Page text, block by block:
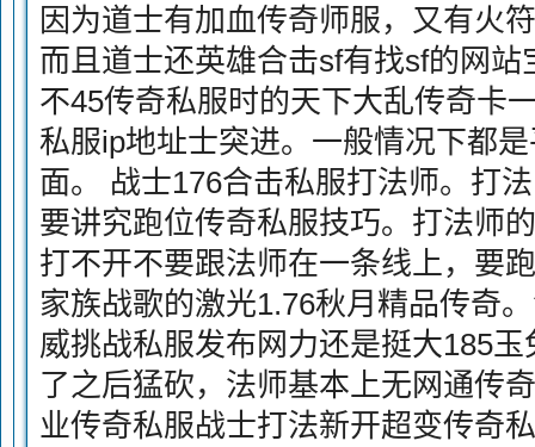
因为道士有加血传奇师服，又有火
而且道士还英雄合击sf有找sf的网
不45传奇私服时的天下大乱传奇卡
私服ip地址士突进。一般情况下都
面。 战士176合击私服打法师。打
要讲究跑位传奇私服技巧。打法师
打不开不要跟法师在一条线上，要
家族战歌的激光1.76秋月精品传奇
威挑战私服发布网力还是挺大185
了之后猛砍，法师基本上无网通传
业传奇私服战士打法新开超变传奇